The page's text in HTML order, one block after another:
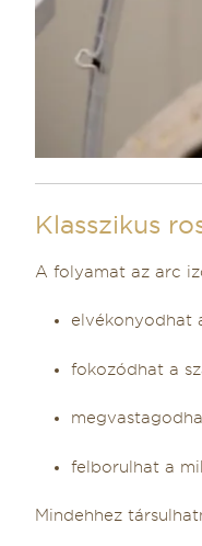
Klasszikus
A folyamat az arc
elvékonyodhat
fokozódhat a
felborulhat a
Mindehhez